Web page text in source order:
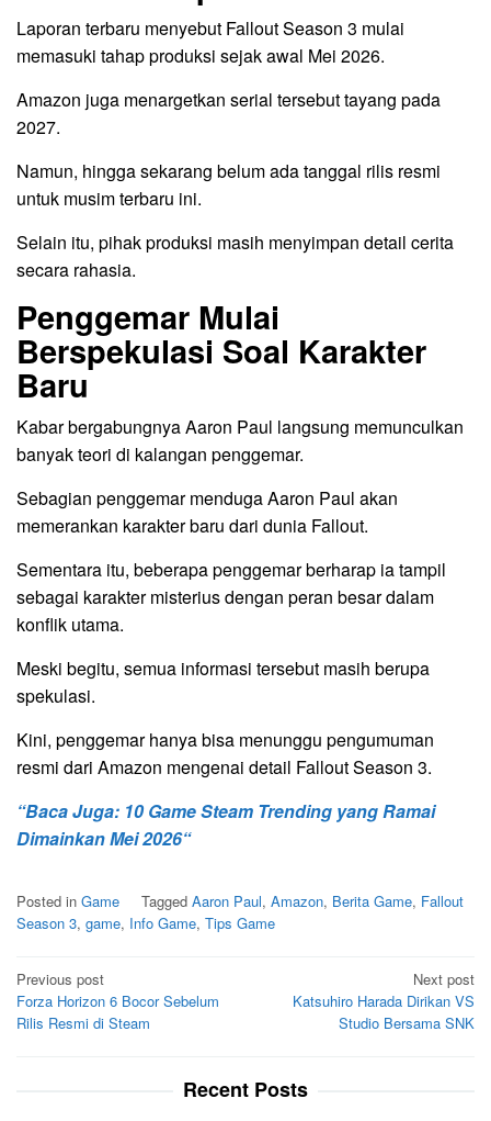
Laporan terbaru menyebut Fallout Season 3 mulai
memasuki tahap produksi sejak awal Mei 2026.
Amazon juga menargetkan serial tersebut tayang pada
2027.
Namun, hingga sekarang belum ada tanggal rilis resmi
untuk musim terbaru ini.
Selain itu, pihak produksi masih menyimpan detail cerita
secara rahasia.
Penggemar Mulai
Berspekulasi Soal Karakter
Baru
Kabar bergabungnya Aaron Paul langsung memunculkan
banyak teori di kalangan penggemar.
Sebagian penggemar menduga Aaron Paul akan
memerankan karakter baru dari dunia Fallout.
Sementara itu, beberapa penggemar berharap ia tampil
sebagai karakter misterius dengan peran besar dalam
konflik utama.
Meski begitu, semua informasi tersebut masih berupa
spekulasi.
Kini, penggemar hanya bisa menunggu pengumuman
resmi dari Amazon mengenai detail Fallout Season 3.
“Baca Juga: 10 Game Steam Trending yang Ramai
Dimainkan Mei 2026“
Posted in Game Tagged Aaron Paul, Amazon, Berita Game, Fallout
Season 3, game, Info Game, Tips Game
Post
navigation
Previous post
Forza Horizon 6 Bocor Sebelum
Rilis Resmi di Steam
Next post
Katsuhiro Harada Dirikan VS
Studio Bersama SNK
Recent Posts